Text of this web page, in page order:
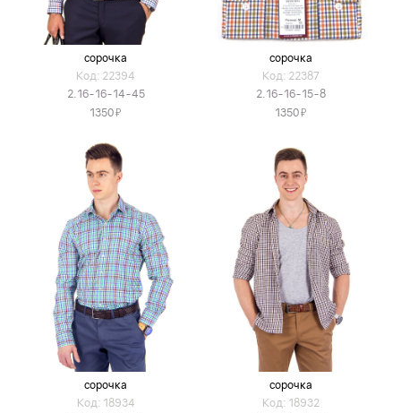
сорочка
Код: 22394
2.16-16-14-45
1350Я
сорочка
Код: 22387
2.16-16-15-8
1350Я
сорочка
Код: 18934
сорочка
Код: 18932